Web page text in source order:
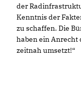
der
Kenntnis der
zu schaffen. Die
haben ein Anrecht
zeitnah umsetzt!“